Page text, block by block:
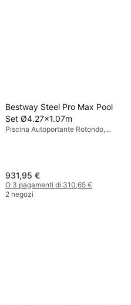
Bestway Steel Pro Max Pool
Set Ø4.27x1.07m
Piscina Autoportante Rotondo,
931,95 €
O 3 pagamenti di 310,65 €
2 negozi